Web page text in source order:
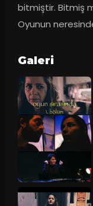
bitmiştir. Bitmiş
Oyunun
Galeri